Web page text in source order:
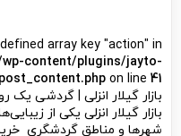
array key "action" in
content/plugins/jayto-
on line 41
بازار گیلار انزلی | گردشی یک
بازار گیلار انزلی یکی از
شهرها و مناطق گردشگری خرید